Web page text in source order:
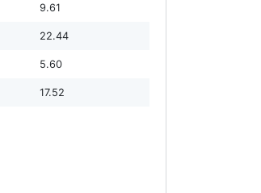
9.61
22.44
5.60
17.52